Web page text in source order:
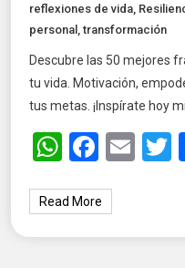
reflexiones de vida
personal ,transformación
Descubre las 50 mejores
tu vida. Motivación,
tus metas. ¡Inspírate hoy
Read More